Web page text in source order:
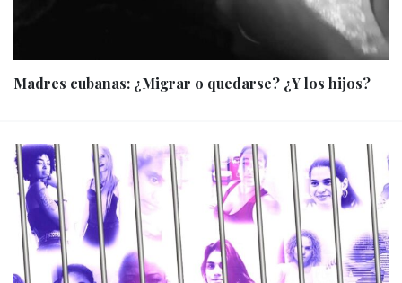
Madres cubanas: ¿Migrar o quedarse? ¿Y los hijos?